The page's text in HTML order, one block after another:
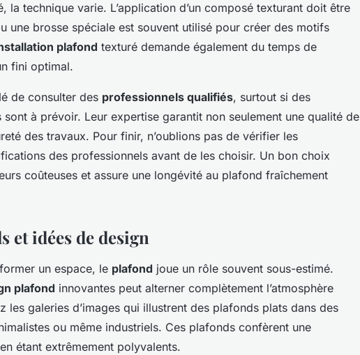
la technique varie. L’application d’un composé texturant doit être
une brosse spéciale est souvent utilisé pour créer des motifs
plafond texturé demande également du temps de
fini optimal.
de consulter des professionnels qualifiés, surtout si des
sont à prévoir. Leur expertise garantit non seulement une qualité de
des travaux. Pour finir, n’oublions pas de vérifier les
des professionnels avant de les choisir. Un bon choix
coûteuses et assure une longévité au plafond fraîchement
et idées de design
un espace, le plafond joue un rôle souvent sous-estimé.
plafond innovantes peut alterner complètement l’atmosphère
les galeries d’images qui illustrent des plafonds plats dans des
ou même industriels. Ces plafonds confèrent une
étant extrêmement polyvalents.